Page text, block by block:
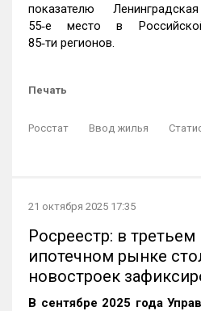
показателю
55‑е место в
85‑ти регионов.
Печать
Росстат Ввод жилья
21 октября 2025 17:35
Росреестр: в третьем
ипотечном рынке
новостроек
В сентябре 2025 года